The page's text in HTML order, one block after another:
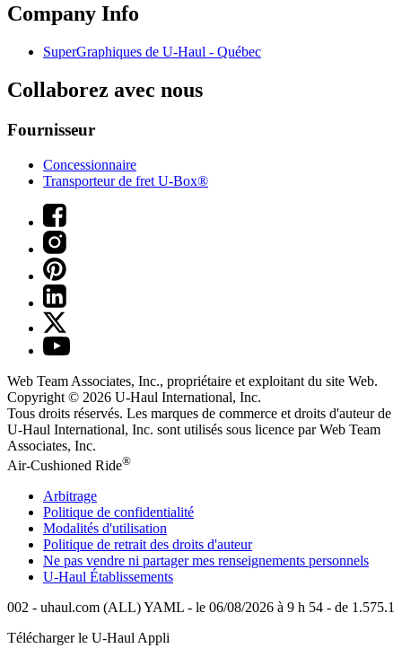
Company Info
SuperGraphiques de U-Haul - Québec
Collaborez avec nous
Fournisseur
Concessionnaire
Transporteur de fret U-Box®
Web Team Associates, Inc., propriétaire et exploitant du site Web.
Copyright © 2026 U-Haul International, Inc.
Tous droits réservés. Les marques de commerce et droits d'auteur de
U-Haul International, Inc. sont utilisés sous licence par Web Team
Associates, Inc.
Air-Cushioned Ride®
Arbitrage
Politique de confidentialité
Modalités d'utilisation
Politique de retrait des droits d'auteur
Ne pas vendre ni partager mes renseignements personnels
U-Haul Établissements
002 - uhaul.com (ALL) YAML - le 06/08/2026 à 9 h 54 - de 1.575.1
Télécharger le U-Haul Appli